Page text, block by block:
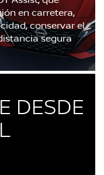
en carretera,
conservar el
segura
DESDE